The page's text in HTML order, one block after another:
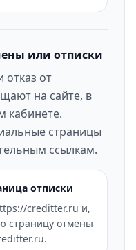
или отписки
отказ от
на сайте, в
кабинете.
страницы
ссылкам.
отписки
creditter.ru и,
страницу отмены